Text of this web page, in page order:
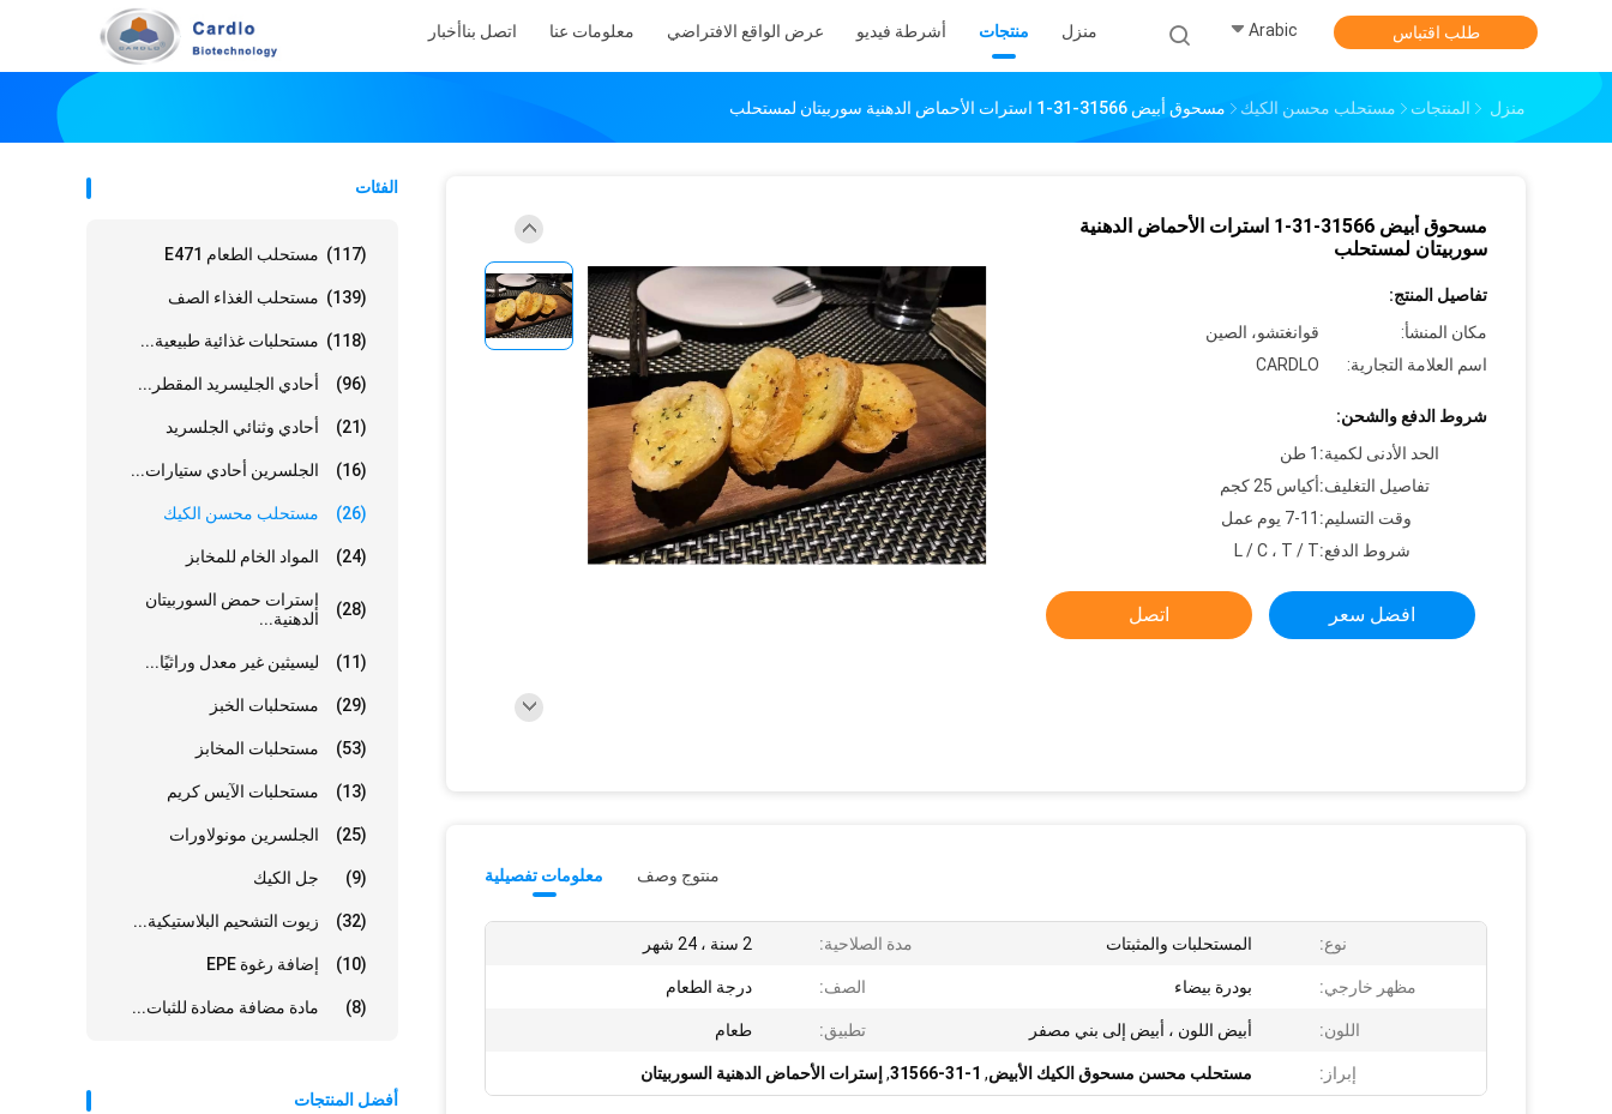
منزل منتجات أشرطة فيديو عرض الواقع الافتراضي معلومات عنا اتصل بناأخبار Arabic طلب اقتباس
منزل المنتجات مستحلب محسن الكيك مسحوق أبيض 31566-31-1 استرات الأحماض الدهنية سوربيتان لمستحلب
الفئات
مستحلب الطعام E471 (117)
مستحلب الغذاء الصف (139)
مستحلبات غذائية طبيعية... (118)
أحادي الجليسريد المقطر... (96)
أحادي وثنائي الجلسريد (21)
الجلسرين أحادي ستيارات... (16)
مستحلب محسن الكيك (26)
المواد الخام للمخابز (24)
إسترات حمض السوربيتان
الدهنية...
(28)
ليسيثين غير معدل وراثيًا... (11)
مستحلبات الخبز (29)
مستحلبات المخابز (53)
مستحلبات الآيس كريم (13)
الجلسرين مونولاورات (25)
جل الكيك (9)
زيوت التشحيم البلاستيكية... (32)
إضافة رغوة EPE (10)
مادة مضافة مضادة للثبات... (8)
أفضل المنتجات
مسحوق أبيض 31566-31-1 استرات الأحماض الدهنية
سوربيتان لمستحلب
تفاصيل المنتج:
مكان المنشأ:
قوانغتشو، الصين
اسم العلامة التجارية:
CARDLO
شروط الدفع والشحن:
الحد الأدنى لكمية: 1 طن
تفاصيل التغليف:أكياس 25 كجم
وقت التسليم: 7-11 يوم عمل
شروط الدفع:L / C ، T / T
افضل سعر اتصل
معلومات تفصيلية منتوج وصف
نوع: المستحلبات والمثبتات مدة الصلاحية: 2 سنة ، 24 شهر
مظهر خارجي: بودرة بيضاء الصف: درجة الطعام
اللون: أبيض اللون ، أبيض إلى بني مصفر تطبيق: طعام
إبراز: مستحلب محسن مسحوق الكيك الأبيض,
31566-31-1
, إسترات الأحماض الدهنية السوربيتان